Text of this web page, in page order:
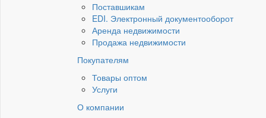
Поставшикам
EDI. Электронный документооборот
Аренда недвижимости
Продажа недвижимости
Покупателям
Товары оптом
Услуги
О компании